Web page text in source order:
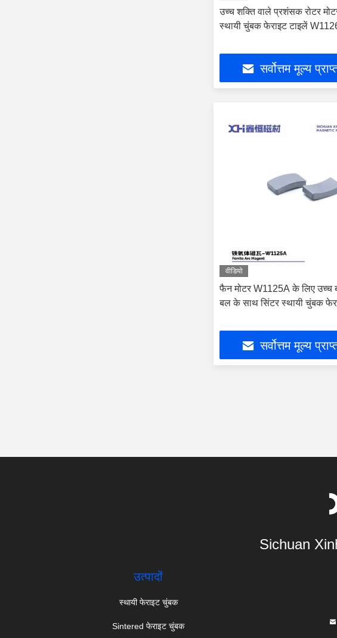
उच्च शक्ति वाले प्रशंसक रोटर
स्थायी चुंबक फेराइट टाइलें
सर्वोत्तम मूल्य
वीडियो
फैन मोटर W1125A के लिए उच्च
बल के साथ सिंटर स्थायी चुंबक
सर्वोत्तम मूल्य
Sichuan
उत्पादों
स्थायी फेराइट चुंबक
Sintered फेराइट चुंबक